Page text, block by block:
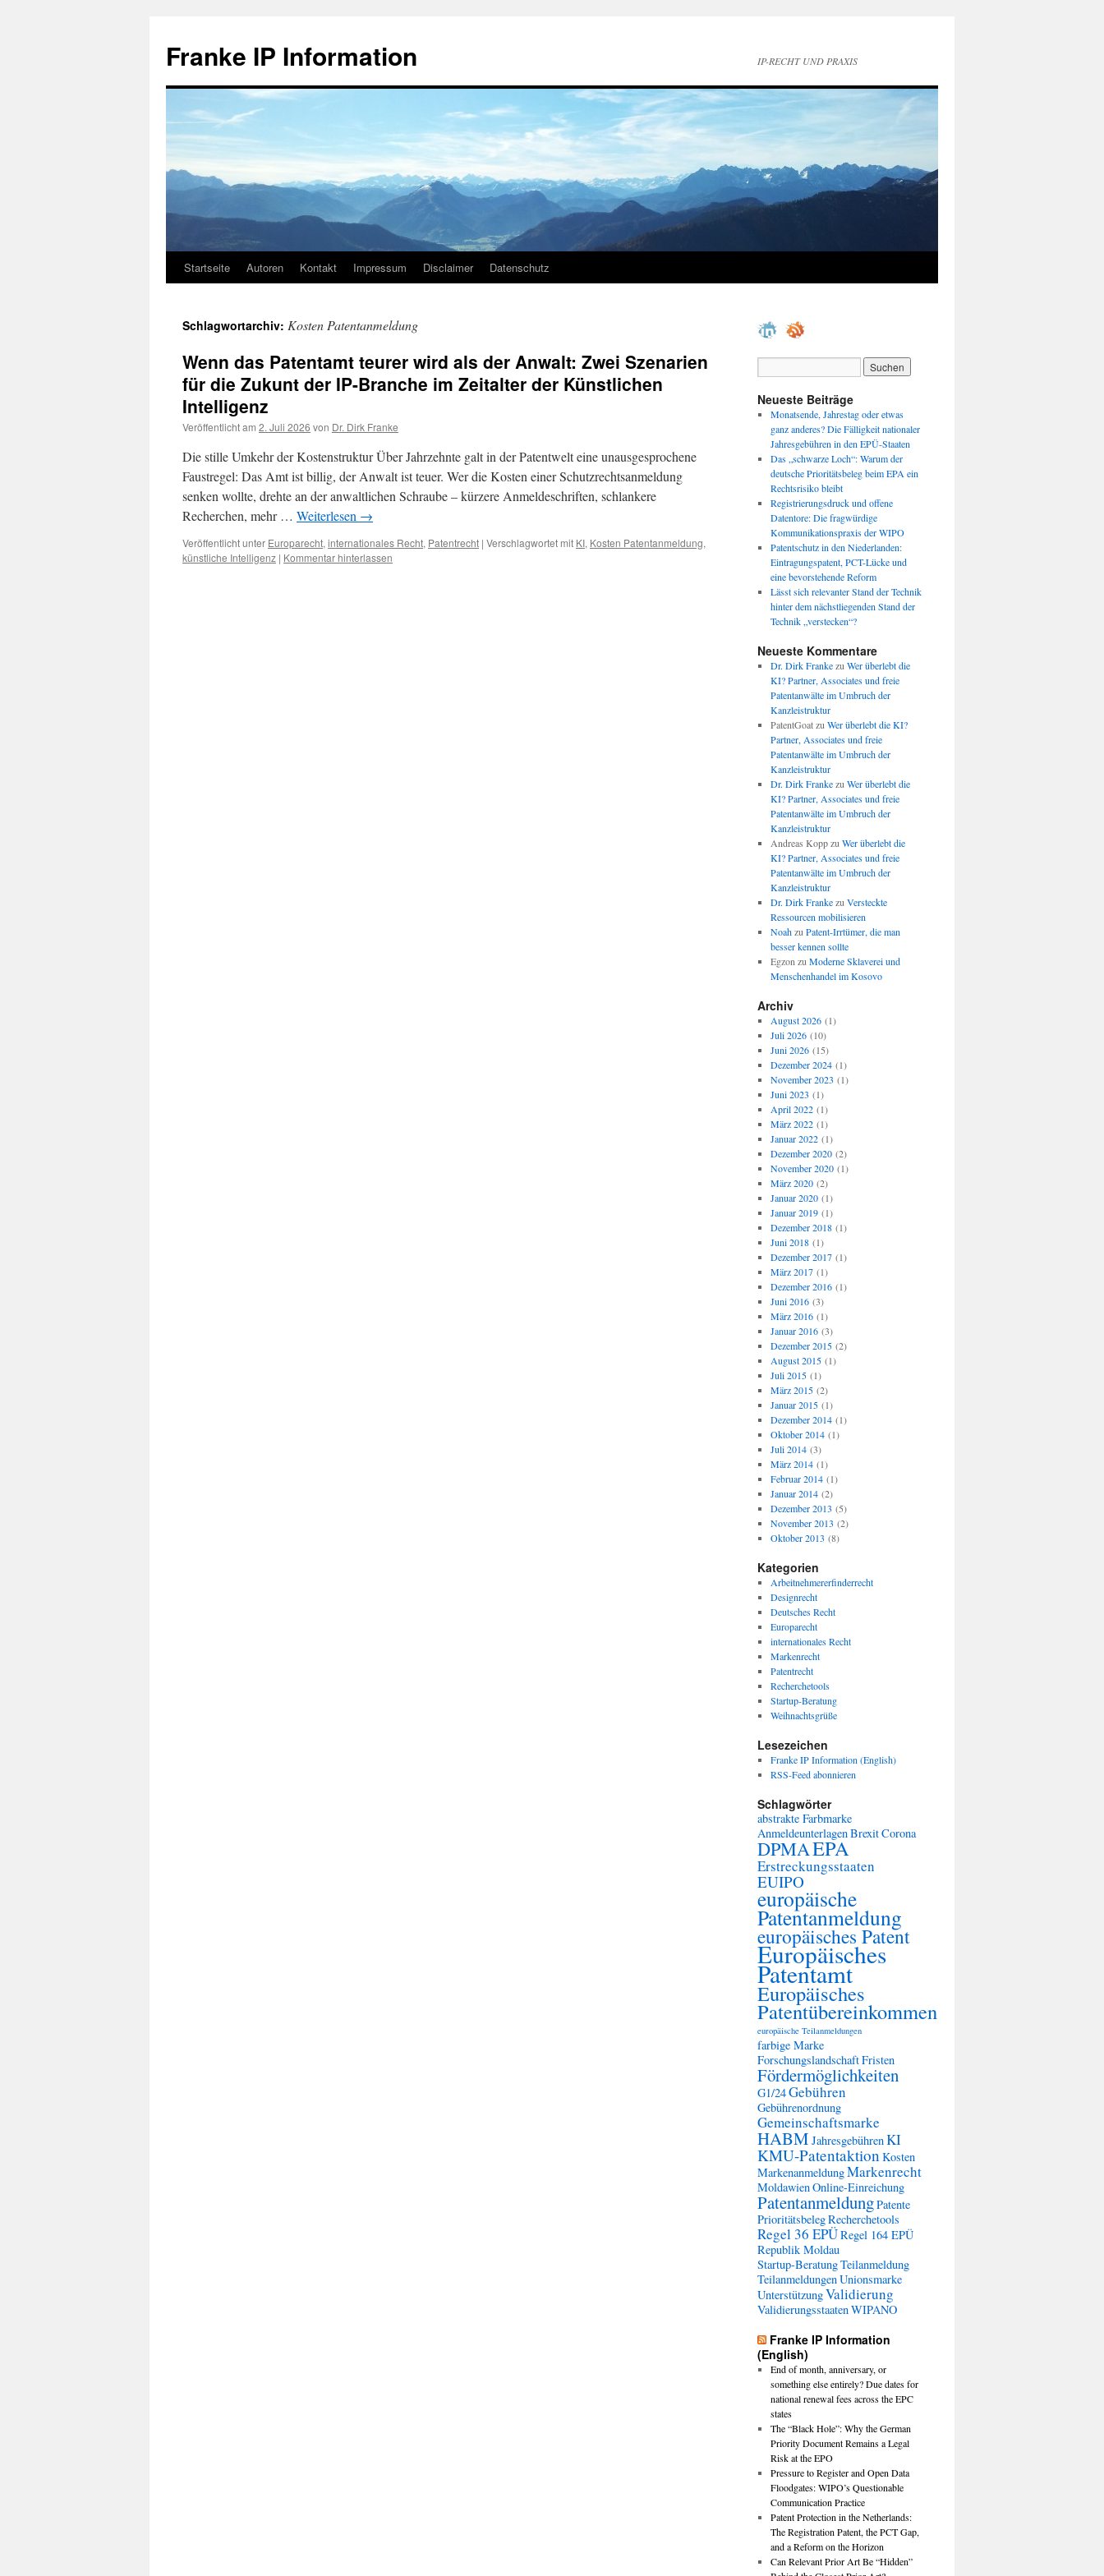
springen
Franke IP Information IP-RECHT UND PRAXIS
Startseite Autoren Kontakt Impressum Disclaimer Datenschutz
Schlagwortarchiv: Kosten Patentanmeldung
Wenn das Patentamt teurer wird als der Anwalt: Zwei Szenarien
für die Zukunt der IP-Branche im Zeitalter der Künstlichen
Intelligenz
Veröffentlicht am 2. Juli 2026 von Dr. Dirk Franke
Die stille Umkehr der Kostenstruktur Über Jahrzehnte galt in der Patentwelt eine unausgesprochene
Faustregel: Das Amt ist billig, der Anwalt ist teuer. Wer die Kosten einer Schutzrechtsanmeldung
senken wollte, drehte an der anwaltlichen Schraube – kürzere Anmeldeschriften, schlankere
Recherchen, mehr … Weiterlesen →
Veröffentlicht unter Europarecht, internationales Recht, Patentrecht | Verschlagwortet mit KI, Kosten Patentanmeldung,
künstliche Intelligenz | Kommentar hinterlassen
Neueste Beiträge
Monatsende, Jahrestag oder etwas
ganz anderes? Die Fälligkeit nationaler
Jahresgebühren in den EPÜ-Staaten
Das „schwarze Loch“: Warum der
deutsche Prioritätsbeleg beim EPA ein
Rechtsrisiko bleibt
Registrierungsdruck und offene
Datentore: Die fragwürdige
Kommunikationspraxis der WIPO
Patentschutz in den Niederlanden:
Eintragungspatent, PCT-Lücke und
eine bevorstehende Reform
Lässt sich relevanter Stand der Technik
hinter dem nächstliegenden Stand der
Technik „verstecken“?
Neueste Kommentare
Dr. Dirk Frankezu Wer überlebt die
KI? Partner, Associates und freie
Patentanwälte im Umbruch der
Kanzleistruktur
PatentGoatzu Wer überlebt die KI?
Partner, Associates und freie
Patentanwälte im Umbruch der
Kanzleistruktur
Dr. Dirk Frankezu Wer überlebt die
KI? Partner, Associates und freie
Patentanwälte im Umbruch der
Kanzleistruktur
Andreas Koppzu Wer überlebt die
KI? Partner, Associates und freie
Patentanwälte im Umbruch der
Kanzleistruktur
Dr. Dirk Frankezu Versteckte
Ressourcen mobilisieren
Noahzu Patent-Irrtümer, die man
besser kennen sollte
Egzon zu Moderne Sklaverei und
Menschenhandel im Kosovo
Archiv
August 2026(1)
Juli 2026(10)
Juni 2026(15)
Dezember 2024(1)
November 2023 (1)
Juni 2023 (1)
April 2022(1)
März 2022(1)
Januar 2022(1)
Dezember 2020(2)
November 2020(1)
März 2020(2)
Januar 2020(1)
Januar 2019(1)
Dezember 2018(1)
Juni 2018(1)
Dezember 2017(1)
März 2017(1)
Dezember 2016(1)
Juni 2016(3)
März 2016(1)
Januar 2016(3)
Dezember 2015(2)
August 2015(1)
Juli 2015(1)
März 2015(2)
Januar 2015(1)
Dezember 2014(1)
Oktober 2014(1)
Juli 2014(3)
März 2014(1)
Februar 2014(1)
Januar 2014(2)
Dezember 2013 (5)
November 2013 (2)
Oktober 2013 (8)
Kategorien
Arbeitnehmererfinderrecht
Designrecht
Deutsches Recht
Europarecht
internationales Recht
Markenrecht
Patentrecht
Recherchetools
Startup-Beratung
Weihnachtsgrüße
Lesezeichen
Franke IP Information (English)
RSS-Feed abonnieren
Schlagwörter
abstrakte Farbmarke
AnmeldeunterlagenBrexitCorona
DPMAEPA
Erstreckungsstaaten
EUIPO
europäische
Patentanmeldung
europäisches Patent
Europäisches
Patentamt
Europäisches
Patentübereinkommen
europäische Teilanmeldungen
farbige Marke
ForschungslandschaftFristen
Fördermöglichkeiten
G1/24Gebühren
Gebührenordnung
Gemeinschaftsmarke
HABM JahresgebührenKI
KMU-Patentaktion Kosten
MarkenanmeldungMarkenrecht
MoldawienOnline-Einreichung
PatentanmeldungPatente
PrioritätsbelegRecherchetools
Regel 36 EPÜRegel 164 EPÜ
Republik Moldau
Startup-BeratungTeilanmeldung
TeilanmeldungenUnionsmarke
UnterstützungValidierung
ValidierungsstaatenWIPANO
Franke IP Information
(English)
End of month, anniversary, or
something else entirely? Due dates for
national renewal fees across the EPC
states
The “Black Hole”: Why the German
Priority Document Remains a Legal
Risk at the EPO
Pressure to Register and Open Data
Floodgates: WIPO’s Questionable
Communication Practice
Patent Protection in the Netherlands:
The Registration Patent, the PCT Gap,
and a Reform on the Horizon
Can Relevant Prior Art Be “Hidden”